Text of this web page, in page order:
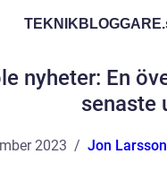
TEKNIKBLOGGARE.
nyheter: En
senaste
2023 Jon Larsson